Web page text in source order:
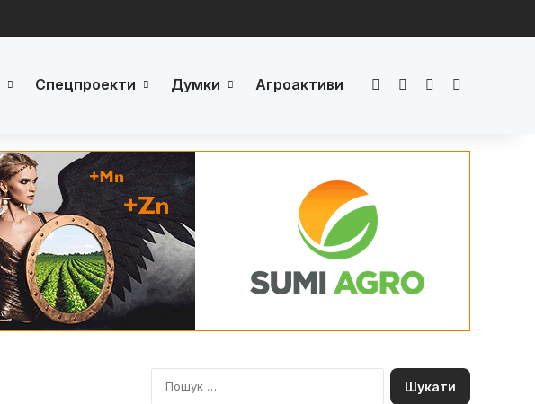
Спецпроекти Думки Агроактиви FacebookLinkedInYouTube
П
о